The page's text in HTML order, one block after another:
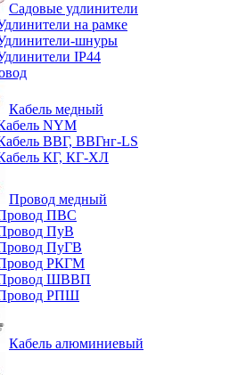
Садовые удлинители
на рамке
шнуры
IP44
Кабель медный
NYM
ВВГ, ВВГнг-LS
КГ, КГ-ХЛ
Провод медный
ПВС
ПуВ
ПуГВ
РКГМ
ШВВП
РПШ
Кабель алюминиевый